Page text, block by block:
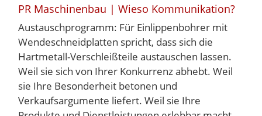
PR Maschinenbau | Wieso Kommunikation?
Austauschprogramm: Für Einlippenbohrer mit
Wendeschneidplatten spricht, dass sich die
Hartmetall-Verschleißteile austauschen lassen.
Weil sie sich von Ihrer Konkurrenz abhebt. Weil
sie Ihre Besonderheit betonen und
Verkaufsargumente liefert. Weil sie Ihre